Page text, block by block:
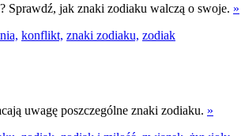
Sprawdź, jak znaki zodiaku walczą o swoje. »
konflikt, znaki zodiaku, zodiak
uwagę poszczególne znaki zodiaku. »